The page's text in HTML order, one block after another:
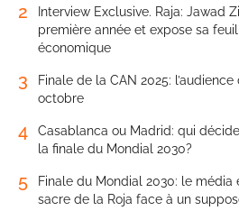
2
Interview Exclusive. Raja: Jawad
première année et expose sa
économique
3
Finale de la CAN 2025:
octobre
4
Casablanca ou Madrid: qui
la finale du Mondial 2030?
5
Finale du Mondial 2030: le
sacre de la Roja face à un